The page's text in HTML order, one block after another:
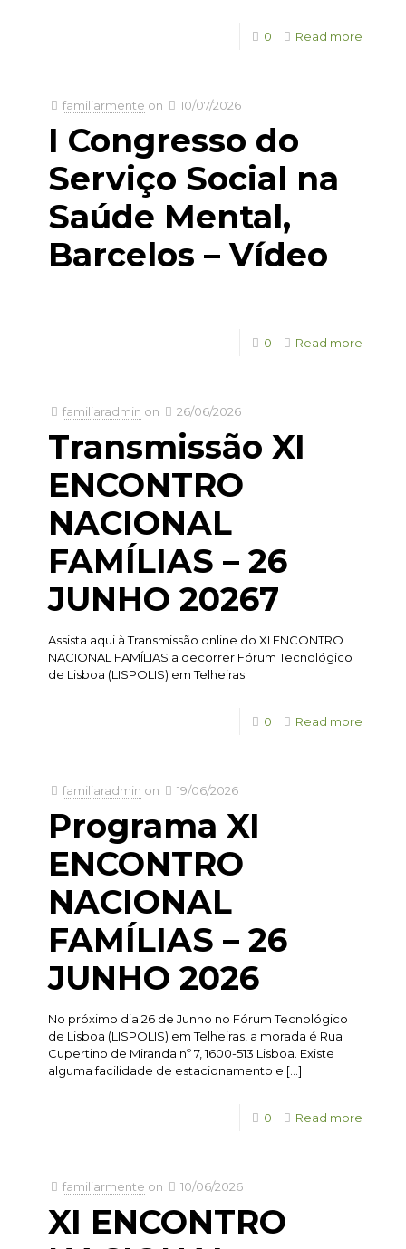
0 Read more
familiarmente on 10/07/2026
I Congresso do
Serviço Social na
Saúde Mental,
Barcelos – Vídeo
0 Read more
familiaradmin on 26/06/2026
Transmissão XI
ENCONTRO
NACIONAL
FAMÍLIAS – 26
JUNHO 20267
Assista aqui à Transmissão online do XI ENCONTRO
NACIONAL FAMÍLIAS a decorrer Fórum Tecnológico
de Lisboa (LISPOLIS) em Telheiras.
0 Read more
familiaradmin on 19/06/2026
Programa XI
ENCONTRO
NACIONAL
FAMÍLIAS – 26
JUNHO 2026
No próximo dia 26 de Junho no Fórum Tecnológico
de Lisboa (LISPOLIS) em Telheiras, a morada é Rua
Cupertino de Miranda nº 7, 1600-513 Lisboa. Existe
alguma facilidade de estacionamento e […]
0 Read more
familiarmente on 10/06/2026
XI ENCONTRO